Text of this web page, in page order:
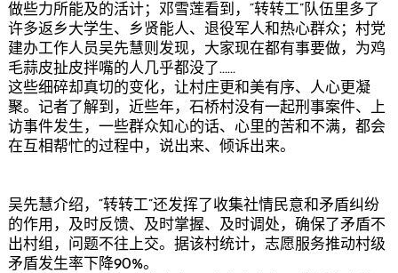
做些力所能及的活计；邓雪莲看到，“转转工”队伍里多了
许多返乡大学生、乡贤能人、退役军人和热心群众；村党
建办工作人员吴先慧则发现，大家现在都有事要做，为鸡
毛蒜皮扯皮拌嘴的人几乎都没了……
这些细碎却真切的变化，让村庄更和美有序、人心更凝
聚。记者了解到，近些年，石桥村没有一起刑事案件、上
访事件发生，一些群众知心的话、心里的苦和不满，都会
在互相帮忙的过程中，说出来、倾诉出来。
吴先慧介绍，“转转工”还发挥了收集社情民意和矛盾纠纷
的作用，及时反馈、及时掌握、及时调处，确保了矛盾不
出村组，问题不往上交。据该村统计，志愿服务推动村级
矛盾发生率下降90%。